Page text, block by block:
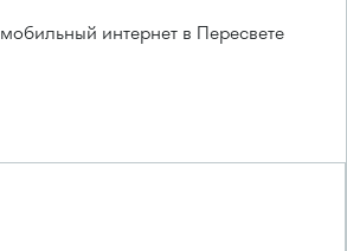
интернет в Пересвете